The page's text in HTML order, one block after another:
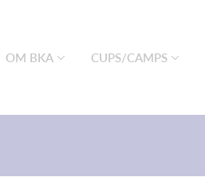
OM BKA CUPS/CAMPS